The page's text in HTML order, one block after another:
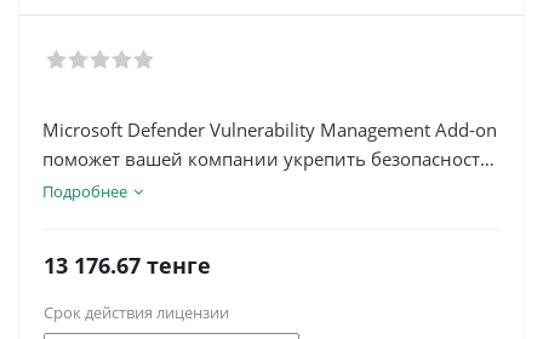
Microsoft Defender Vulnerability Management Add-on
поможет вашей компании укрепить безопасность
электронной почты и средств совместной работы,
Подробнее
13 176.67 тенге
Срок действия лицензии